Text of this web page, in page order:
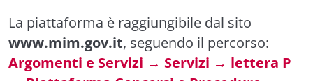
La piattaforma è raggiungibile dal sito
www.mim.gov.it, seguendo il percorso:
Argomenti e Servizi → Servizi → lettera P